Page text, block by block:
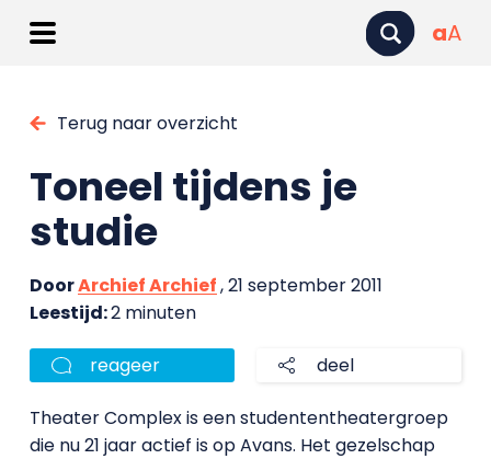
aA
Terug naar overzicht
Toneel tijdens je
studie
DoorArchief Archief, 21 september 2011
Leestijd:2 minuten
reageer deel
Theater Complex is een studententheatergroep
die nu 21 jaar actief is op Avans. Het gezelschap